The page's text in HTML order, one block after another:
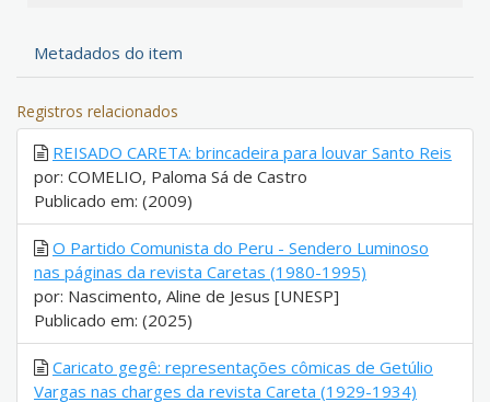
Metadados do item
Registros relacionados
REISADO CARETA: brincadeira para louvar Santo Reis
por: COMELIO, Paloma Sá de Castro
Publicado em: (2009)
O Partido Comunista do Peru - Sendero Luminoso
nas páginas da revista Caretas (1980-1995)
por: Nascimento, Aline de Jesus [UNESP]
Publicado em: (2025)
Caricato gegê: representações cômicas de Getúlio
Vargas nas charges da revista Careta (1929-1934)